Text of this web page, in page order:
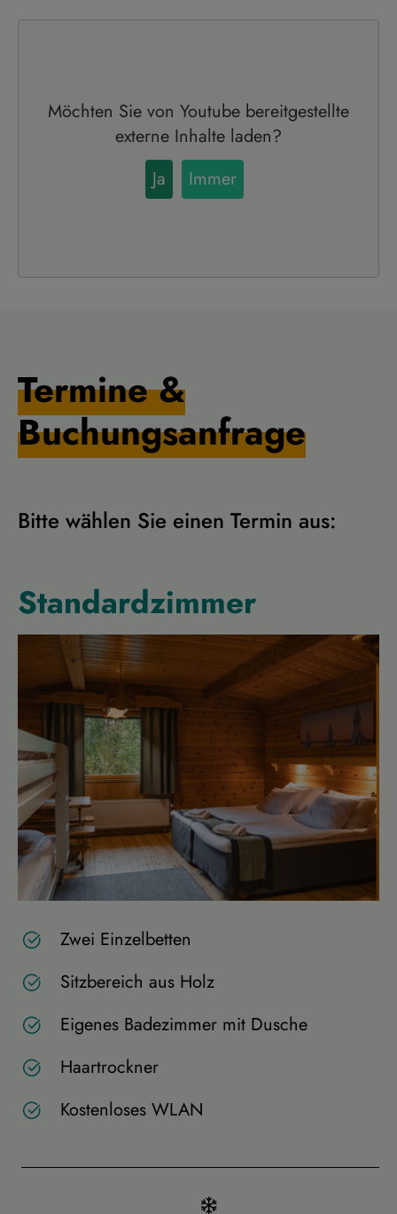
Möchten Sie von Youtube bereitgestellte
externe Inhalte laden?
Ja
Immer
Termine &
Buchungsanfrage
Bitte wählen Sie einen Termin aus:
Standardzimmer
Zwei Einzelbetten
Sitzbereich aus Holz
Eigenes Badezimmer mit Dusche
Haartrockner
Kostenloses WLAN